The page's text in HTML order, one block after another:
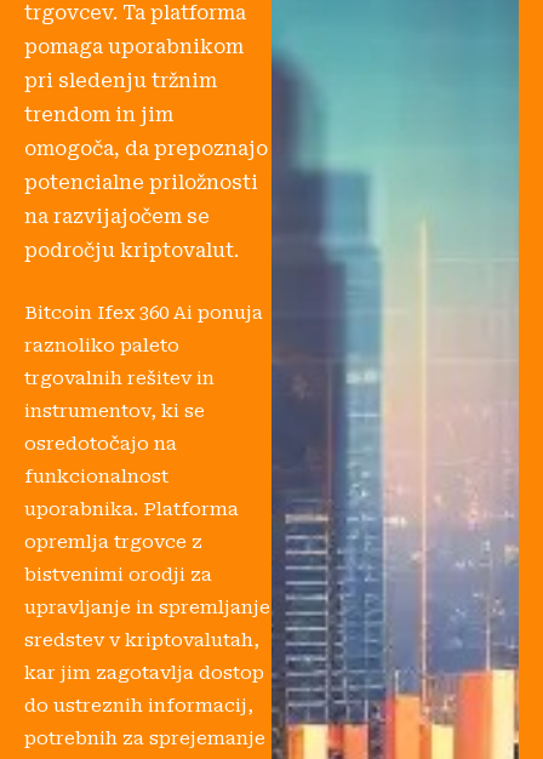
trgovcev. Ta platforma
pomaga uporabnikom
pri sledenju tržnim
trendom in jim
omogoča, da prepoznajo
potencialne priložnosti
na razvijajočem se
področju kriptovalut.
Bitcoin Ifex 360 Ai ponuja
raznoliko paleto
trgovalnih rešitev in
instrumentov, ki se
osredotočajo na
funkcionalnost
uporabnika. Platforma
opremlja trgovce z
bistvenimi orodji za
upravljanje in spremljanje
sredstev v kriptovalutah,
kar jim zagotavlja dostop
do ustreznih informacij,
potrebnih za sprejemanje